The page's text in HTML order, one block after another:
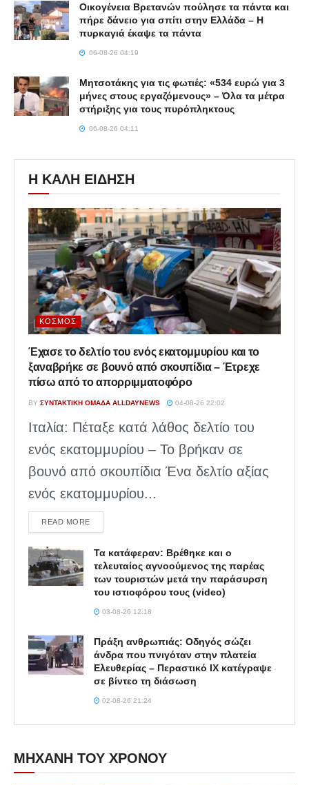
Οικογένεια Βρετανών πούλησε τα πάντα και
πήρε δάνειο για σπίτι στην Ελλάδα – Η
πυρκαγιά έκαψε τα πάντα
06-08-26 04:19
Μητσοτάκης για τις φωτιές: «534 ευρώ για 3
μήνες στους εργαζόμενους» – Όλα τα μέτρα
στήριξης για τους πυρόπληκτους
06-08-26 04:11
Η ΚΑΛΗ ΕΙΔΗΣΗ
ΚΌΣΜΟΣ
Έχασε το δελτίο του ενός εκατομμυρίου και το
ξαναβρήκε σε βουνό από σκουπίδια – Έτρεχε
πίσω από το απορριμματοφόρο
BY ΣΥΝΤΑΚΤΙΚΉ ΟΜΆΔΑ ALLDAYNEWS 04-08-26 22:02
Ιταλία: Πέταξε κατά λάθος δελτίο του
ενός εκατομμυρίου – Το βρήκαν σε
βουνό από σκουπίδια Ένα δελτίο αξίας
ενός εκατομμυρίου...
READ MOREDETAILS
Τα κατάφεραν: Βρέθηκε και ο
τελευταίος αγνοούμενος της παρέας
των τουριστών μετά την παράσυρση
του ιστιοφόρου τους (video)
03-08-26 12:18
Πράξη ανθρωπιάς: Οδηγός σώζει
άνδρα που πνιγόταν στην πλατεία
Ελευθερίας – Περαστικό ΙΧ κατέγραψε
σε βίντεο τη διάσωση
02-08-26 21:24
ΜΗΧΑΝΗ ΤΟΥ ΧΡΟΝΟΥ